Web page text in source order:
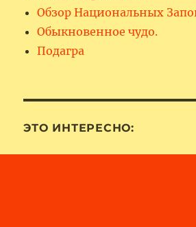
Обзор Национальных
Обыкновенное чудо.
Подагра
ЭТО ИНТЕРЕСНО: